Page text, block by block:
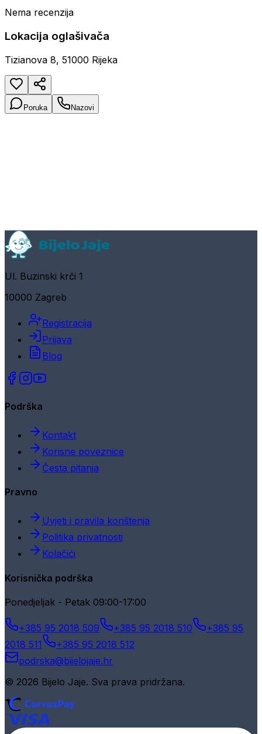
Nema recenzija
Lokacija oglašivača
Tizianova 8, 51000 Rijeka
Poruka Nazovi
Ul. Buzinski krči 1
10000 Zagreb
Registracija
Prijava
Blog
Podrška
Kontakt
Korisne poveznice
Česta pitanja
Pravno
Uvjeti i pravila korištenja
Politika privatnosti
Kolačići
Korisnička podrška
Ponedjeljak - Petak 09:00-17:00
+385 95 2018 509 +385 95 2018 510
+385 95
2018 511
+385 95 2018 512
podrska@bijelojaje.hr
© 2026 Bijelo Jaje. Sva prava pridržana.